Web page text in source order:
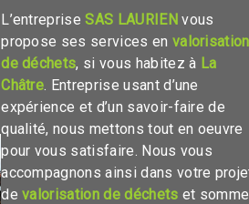
L’entrepriseSAS LAURIENvous
propose ses services en valorisation
de déchets, si vous habitez à La
Châtre. Entreprise usant d’une
expérience et d’un savoir-faire de
qualité, nous mettons tout en oeuvre
pour vous satisfaire. Nous vous
accompagnons ainsi dans votre
devalorisation de déchets et